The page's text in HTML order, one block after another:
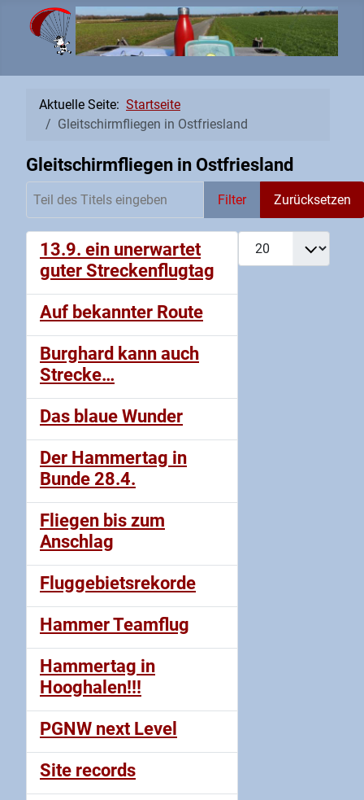
Aktuelle Seite: Startseite
Gleitschirmfliegen in Ostfriesland
Gleitschirmfliegen in Ostfriesland
Filter Zurücksetzen
Anzeige #
13.9. ein unerwartet
guter Streckenflugtag
Auf bekannter Route
Burghard kann auch
Strecke…
Das blaue Wunder
Der Hammertag in
Bunde 28.4.
Fliegen bis zum
Anschlag
Fluggebietsrekorde
Hammer Teamflug
Hammertag in
Hooghalen!!!
PGNW next Level
Site records